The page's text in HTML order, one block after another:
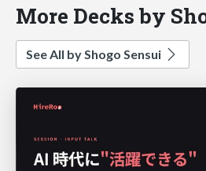
More Decks by
See All by Shogo Sensui